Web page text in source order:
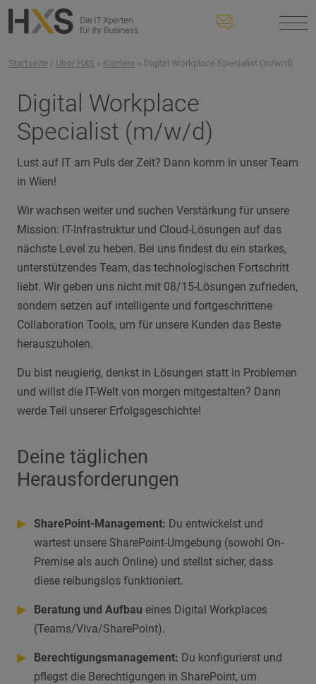
Startseite / Über HXS » Karriere » Digital Workplace Specialist (m/w/d)
Digital Workplace
Specialist (m/w/d)
Lust auf IT am Puls der Zeit? Dann komm in unser Team
in Wien!
Wir wachsen weiter und suchen Verstärkung für unsere
Mission: IT-Infrastruktur und Cloud-Lösungen auf das
nächste Level zu heben. Bei uns findest du ein starkes,
unterstützendes Team, das technologischen Fortschritt
liebt. Wir geben uns nicht mit 08/15-Lösungen zufrieden,
sondern setzen auf intelligente und fortgeschrittene
Collaboration Tools, um für unsere Kunden das Beste
herauszuholen.
Du bist neugierig, denkst in Lösungen statt in Problemen
und willst die IT-Welt von morgen mitgestalten? Dann
werde Teil unserer Erfolgsgeschichte!
Deine täglichen
Herausforderungen
▶ SharePoint-Management: Du entwickelst und
wartest unsere SharePoint-Umgebung (sowohl On-
Premise als auch Online) und stellst sicher, dass
diese reibungslos funktioniert.
▶ Beratung und Aufbau eines Digital Workplaces
(Teams/Viva/SharePoint).
▶ Berechtigungsmanagement: Du konfigurierst und
pflegst die Berechtigungen in SharePoint, um